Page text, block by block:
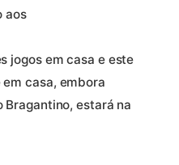
aos
jogos em casa e este
casa, embora
Bragantino, estará na